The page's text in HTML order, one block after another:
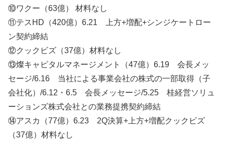
⑩ワクー（63億） 材料なし
⑪テスHD（420億）6.21 上方+増配+シンジケートロー
ン契約締結
⑫クックビズ（37億）材料なし
⑬燦キャピタルマネージメント（47億）6.19 会長メッ
セージ/6.16 当社による事業会社の株式の一部取得（子
会社化）/6.12・6.5 会長メッセージ/5.25 桂経営ソリュ
ーションズ株式会社との業務提携契約締結
⑭アスカ（77億）6.23 2Q決算+上方+増配クックビズ
（37億）材料なし